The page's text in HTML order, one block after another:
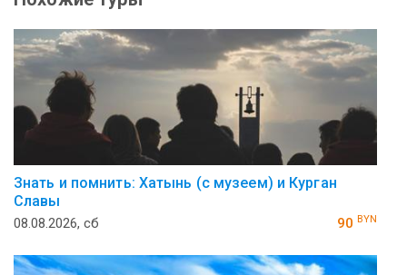
Знать и помнить: Хатынь (с музеем) и Курган
Славы
08.08.2026, сб 90 BYN